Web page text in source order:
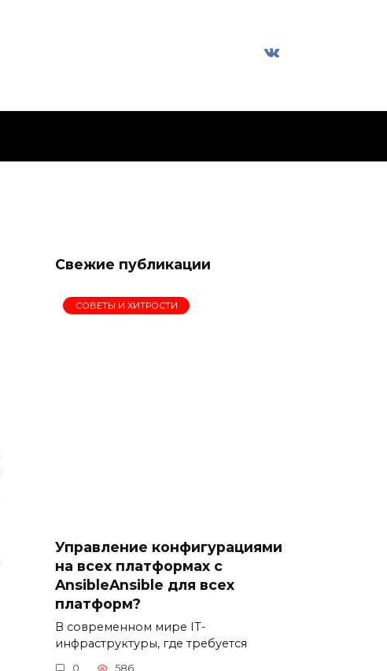
Свежие публикации
СОВЕТЫ И ХИТРОСТИ
Управление конфигурациями
на всех платформах с
AnsibleAnsible для всех
платформ?
В современном мире IT-
инфраструктуры, где требуется
0 586